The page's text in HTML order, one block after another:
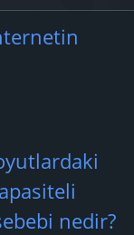
nedir?